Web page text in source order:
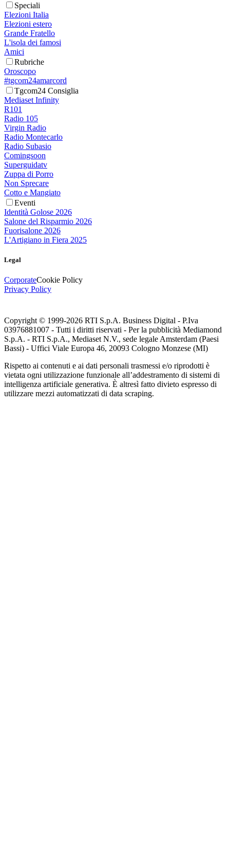
Speciali
Elezioni Italia
Elezioni estero
Grande Fratello
L'isola dei famosi
Amici
Rubriche
Oroscopo
#tgcom24amarcord
Tgcom24 Consiglia
Mediaset Infinity
R101
Radio 105
Virgin Radio
Radio Montecarlo
Radio Subasio
Comingsoon
Superguidatv
Zuppa di Porro
Non Sprecare
Cotto e Mangiato
Eventi
Identità Golose 2026
Salone del Risparmio 2026
Fuorisalone 2026
L'Artigiano in Fiera 2025
Legal
CorporateCookie Policy
Privacy Policy
Copyright © 1999-2026 RTI S.p.A. Business Digital - P.Iva
03976881007 - Tutti i diritti riservati - Per la pubblicità Mediamond
S.p.A. - RTI S.p.A., Mediaset N.V., sede legale Amsterdam (Paesi
Bassi) - Uffici Viale Europa 46, 20093 Cologno Monzese (MI)
Rispetto ai contenuti e ai dati personali trasmessi e/o riprodotti è
vietata ogni utilizzazione funzionale all’addestramento di sistemi di
intelligenza artificiale generativa. È altresì fatto divieto espresso di
utilizzare mezzi automatizzati di data scraping.